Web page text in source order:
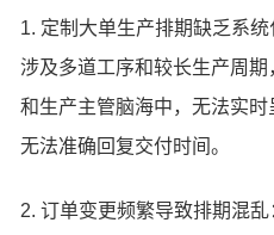
1. 定制大单生产排期缺乏系
涉及多道工序和较长生产周
和生产主管脑海中，无法实
无法准确回复交付时间。
2. 订单变更频繁导致排期混